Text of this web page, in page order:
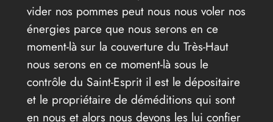
vider nos pommes peut nous nous voler nos
énergies parce que nous serons en ce
moment-là sur la couverture du Très-Haut
nous serons en ce moment-là sous le
contrôle du Saint-Esprit il est le dépositaire
et le propriétaire de déméditions qui sont
en nous et alors nous devons les lui confier